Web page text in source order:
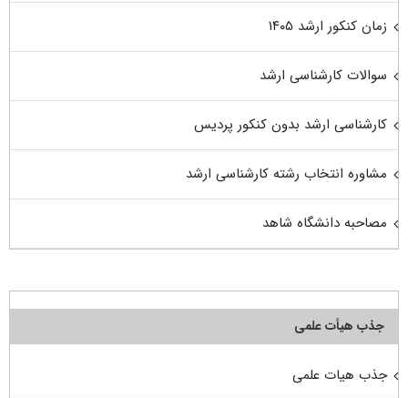
زمان کنکور ارشد ۱۴۰۵
سوالات کارشناسی ارشد
کارشناسی ارشد بدون کنکور پردیس
مشاوره انتخاب رشته کارشناسی ارشد
مصاحبه دانشگاه شاهد
جذب هیأت علمی
جذب هیات علمی